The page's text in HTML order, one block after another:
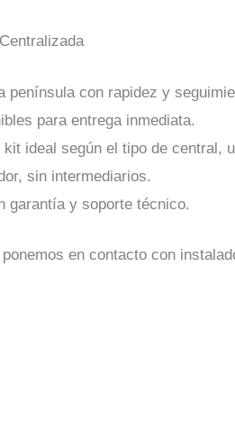
península con rapidez y
para entrega inmediata.
ideal según el tipo de central,
sin intermediarios.
garantía y soporte técnico.
en contacto con